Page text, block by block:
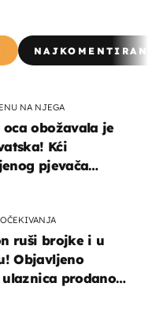
NA NJEGA
oca obožavala je
Kći
pjevača
ruši brojke i u
Objavljeno
prodano